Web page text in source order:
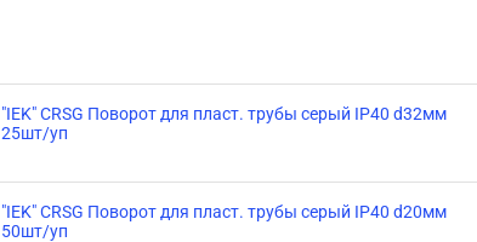
"IEK" CRSG Поворот для пласт. трубы серый IP40 d32мм
25шт/уп
"IEK" CRSG Поворот для пласт. трубы серый IP40 d20мм
50шт/уп